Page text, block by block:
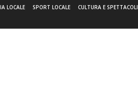
LOCALE SPORT LOCALE CULTURA E SPETTACOLI